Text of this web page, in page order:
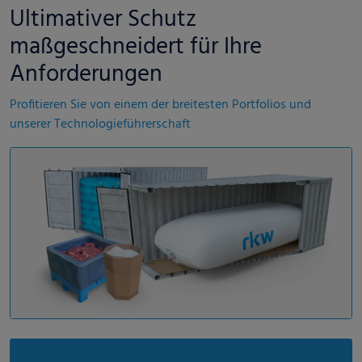
Ultimativer Schutz
maßgeschneidert für Ihre
Anforderungen
Profitieren Sie von einem der breitesten Portfolios und
unserer Technologieführerschaft